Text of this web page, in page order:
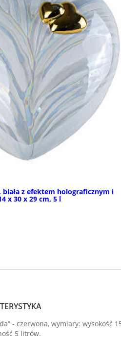
biała z efektem holograficznym i
x 30 x 29 cm, 5 l
- czerwona, wymiary: wysokość
5 litrów.